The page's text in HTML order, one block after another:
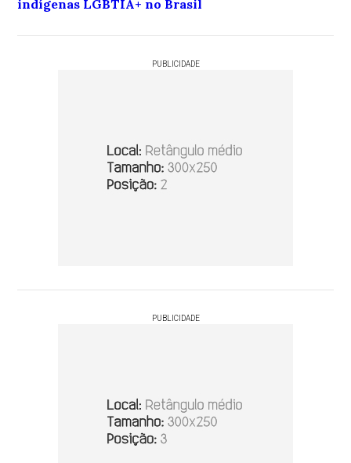
indígenas LGBTIA+ no Brasil
PUBLICIDADE
PUBLICIDADE